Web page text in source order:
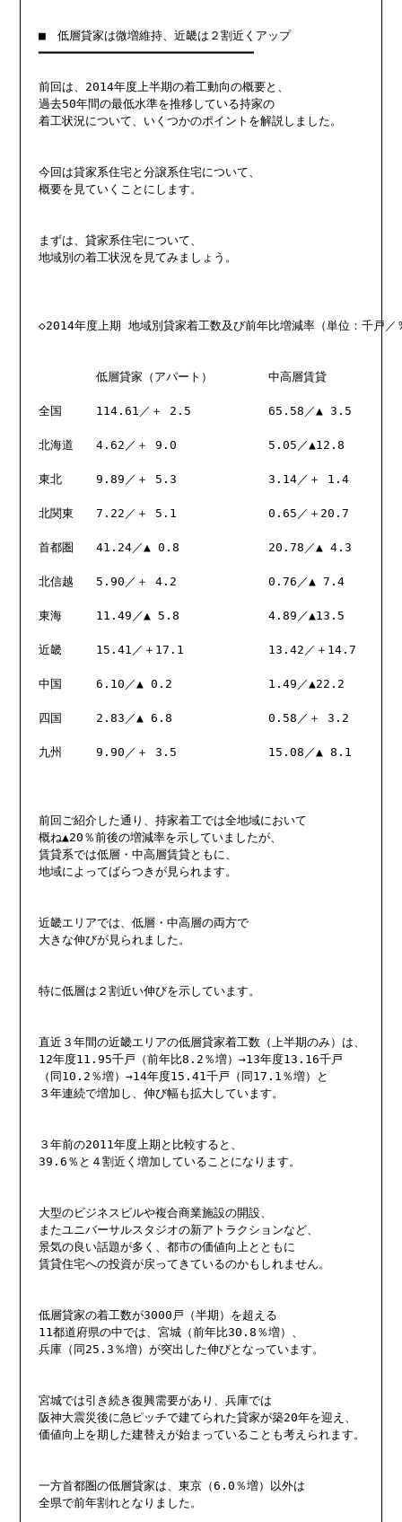
■　低層貸家は微増維持、近畿は２割近くアップ
━━━━━━━━━━━━━━━━━━━━━━━━━━━━━━
前回は、2014年度上半期の着工動向の概要と、
過去50年間の最低水準を推移している持家の
着工状況について、いくつかのポイントを解説しました。
今回は貸家系住宅と分譲系住宅について、
概要を見ていくことにします。
まずは、貸家系住宅について、
地域別の着工状況を見てみましょう。
◇2014年度上期 地域別貸家着工数及び前年比増減率（単位：千戸／
	低層貸家（アパート）	中高層賃貸
全国	114.61／＋ 2.5	 	65.58／▲ 3.5
北海道	4.62／＋ 9.0	 	5.05／▲12.8
東北	9.89／＋ 5.3	 	3.14／＋ 1.4
北関東	7.22／＋ 5.1	 	0.65／＋20.7
首都圏	41.24／▲ 0.8 		20.78／▲ 4.3
北信越	5.90／＋ 4.2	 	0.76／▲ 7.4
東海	11.49／▲ 5.8 		4.89／▲13.5
近畿	15.41／＋17.1	 	13.42／＋14.7
中国	6.10／▲ 0.2	 	1.49／▲22.2
四国	2.83／▲ 6.8	 	0.58／＋ 3.2
九州	9.90／＋ 3.5	 	15.08／▲ 8.1
前回ご紹介した通り、持家着工では全地域において
概ね▲20％前後の増減率を示していましたが、
賃貸系では低層・中高層賃貸ともに、
地域によってばらつきが見られます。
近畿エリアでは、低層・中高層の両方で
大きな伸びが見られました。
特に低層は２割近い伸びを示しています。
直近３年間の近畿エリアの低層貸家着工数（上半期のみ）は、
12年度11.95千戸（前年比8.2％増）→13年度13.16千戸
（同10.2％増）→14年度15.41千戸（同17.1％増）と
３年連続で増加し、伸び幅も拡大しています。
３年前の2011年度上期と比較すると、
39.6％と４割近く増加していることになります。
大型のビジネスビルや複合商業施設の開設、
またユニバーサルスタジオの新アトラクションなど、
景気の良い話題が多く、都市の価値向上とともに
賃貸住宅への投資が戻ってきているのかもしれません。
低層貸家の着工数が3000戸（半期）を超える
11都道府県の中では、宮城（前年比30.8％増）、
兵庫（同25.3％増）が突出した伸びとなっています。
宮城では引き続き復興需要があり、兵庫では
阪神大震災後に急ピッチで建てられた貸家が築20年を迎え、
価値向上を期した建替えが始まっていることも考えられます。
一方首都圏の低層貸家は、東京（6.0％増）以外は
全県で前年割れとなりました。